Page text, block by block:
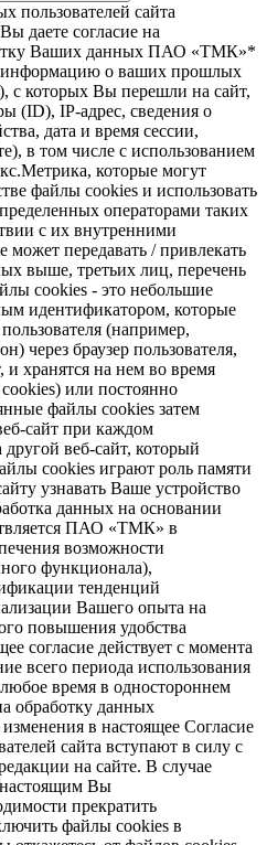
пользователей сайта
даете согласие на
Ваших данных ПАО «ТМК»*
о ваших прошлых
с которых Вы перешли на сайт,
(ID), IP-адрес, сведения о
дата и время сессии,
в том числе с использованием
которые могут
файлы cookies и использовать
операторами таких
с их внутренними
передавать / привлекать
выше, третьих лиц, перечень
cookies - это небольшие
идентификатором, которые
(например,
через браузер пользователя,
и хранятся на нем во время
или постоянно
файлы cookies затем
сайт при каждом
веб-сайт, который
cookies играют роль памяти
узнавать Ваше устройство
данных на основании
ПАО «ТМК» в
возможности
функционала),
тенденций
Вашего опыта на
повышения удобства
согласие действует с момента
всего периода использования
время в одностороннем
обработку данных
в настоящее Согласие
сайта вступают в силу с
на сайте. В случае
настоящим Вы
прекратить
файлы cookies в